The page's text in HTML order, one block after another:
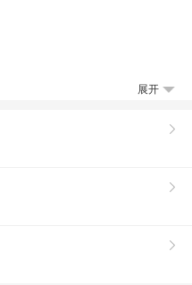
自传》散文集：
展开